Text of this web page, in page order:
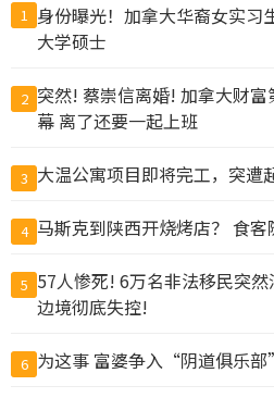
1
身份曝光！加拿大华裔女实习
大学硕士
2 突然! 蔡崇信离婚! 加拿大财
幕 离了还要一起上班
3 大温公寓项目即将完工，突遭
4 马斯克到陕西开烧烤店？ 食
5 57人惨死! 6万名非法移民突
边境彻底失控!
6 为这事 富婆争入“阴道俱乐